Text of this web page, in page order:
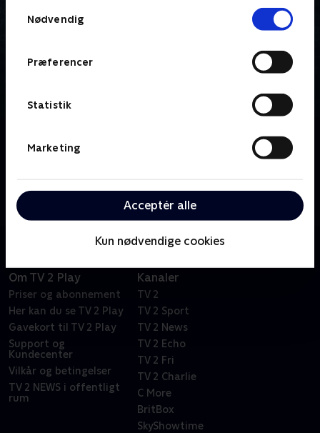
Nødvendig
Præferencer
Statistik
Marketing
Acceptér alle
Kun nødvendige cookies
Presselogen er det kritiske, uafhængige
med medierne, inviterer kritikerne ind og stiller
chefredaktørerne til ansvar.
Om TV 2 Play
Priser og abonnement
Her kan du se TV 2 Play
Gavekort til TV 2 Play
Support og
Kundecenter
Vilkår og betingelser
TV 2 NEWS i offentligt
rum
Kanaler
TV 2
TV 2 Sport
TV 2 News
TV 2 Echo
TV 2 Fri
TV 2 Charlie
C More
BritBox
SkyShowtime